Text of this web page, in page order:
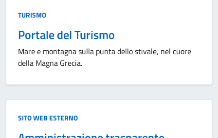
Categoria:
TURISMO
Portale del Turismo
Mare e montagna sulla punta dello stivale, nel cuore
della Magna Grecia.
Categoria:
SITO WEB ESTERNO